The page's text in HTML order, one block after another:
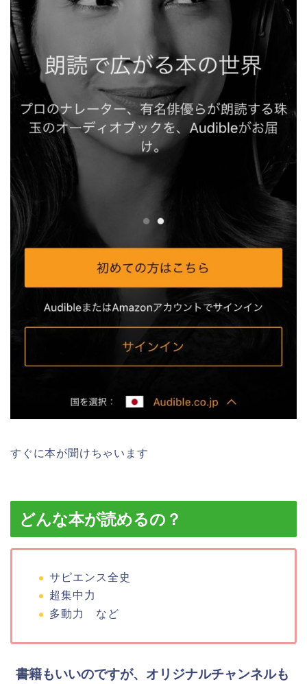
すぐに本が聞けちゃいます
どんな本が読めるの？
サピエンス全史
超集中力
多動力 など
書籍もいいのですが、オリジナルチャンネルも